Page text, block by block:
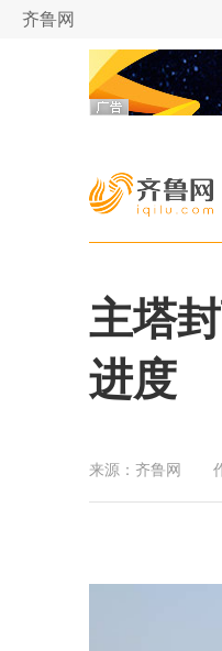
齐鲁网
主塔
进度
来源： 齐鲁网